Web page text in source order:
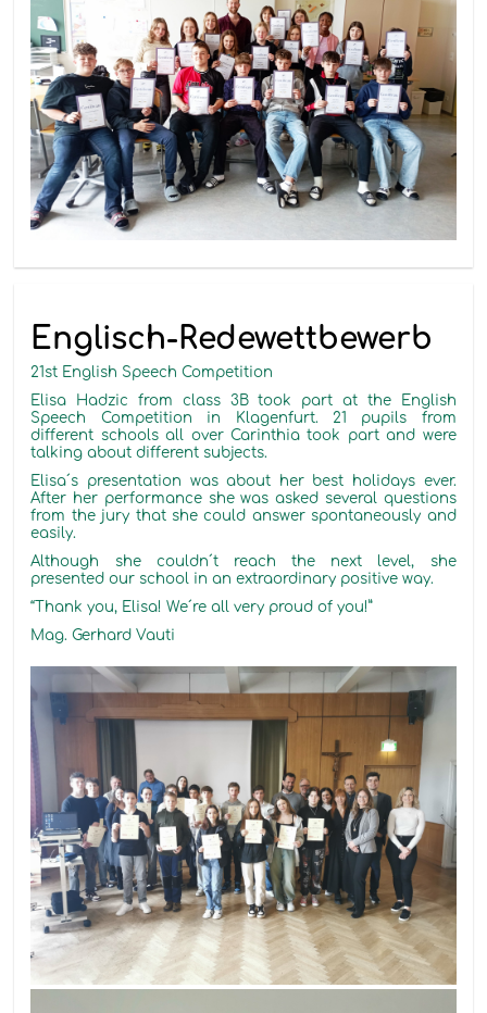
Englisch-Redewettbewerb
21st English Speech Competition
Elisa Hadzic from class 3Btook part at the English
Speech Competition
in Klagenfurt. 21 pupils from
different schools all over Carinthia took part and were
talking about different subjects.
Elisa´s presentation wasabout her best holidays ever.
After her performance she was asked several questions
from the jury that she could answer spontaneously and
easily.
Although she couldn´t reach the next level, she
presented our school in an extraordinary positive way.
“Thank you, Elisa! We´re allvery proud ofyou!”
Mag. Gerhard Vauti